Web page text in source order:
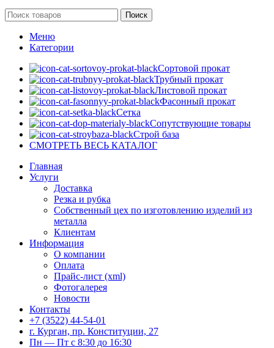
Поиск
Меню
Категории
Сортовой прокат
Трубный прокат
Листовой прокат
Фасонный прокат
Сетка
Сопутствующие товары
Строй база
СМОТРЕТЬ ВЕСЬ КАТАЛОГ
Главная
Услуги
Доставка
Резка и рубка
Собственный цех по изготовлению изделий из
металла
Клиентам
Информация
О компании
Оплата
Прайс-лист (xml)
Фотогалерея
Новости
Контакты
+7 (3522) 44-54-01
г. Курган, пр. Конституции, 27
Пн — Пт с 8:30 до 16:30